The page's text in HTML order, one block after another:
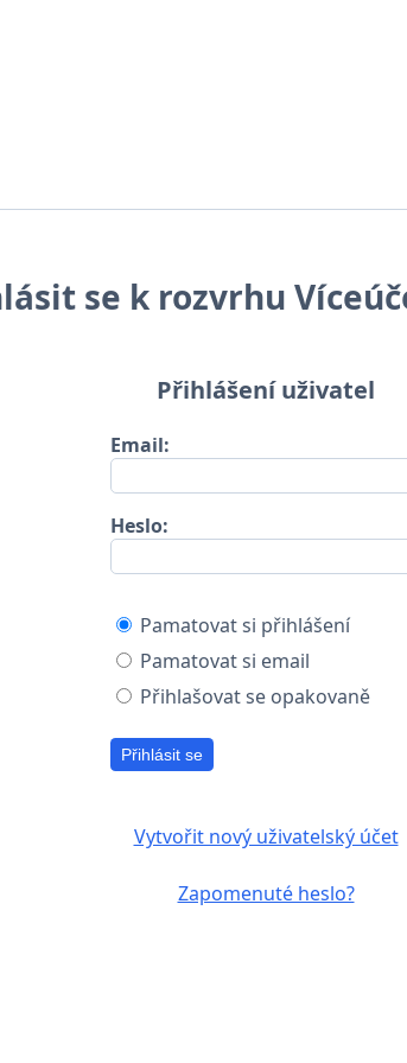
se k rozvrhu
Přihlášení uživatel
Email:
Heslo:
Pamatovat si přihlášení
Pamatovat si email
Přihlašovat se opakovaně
Přihlásit se
Vytvořit nový uživatelský účet
Zapomenuté heslo?